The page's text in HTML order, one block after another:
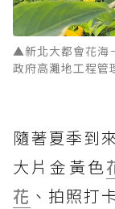
▲新北大都會花海
政府高灘地工程管
隨著夏季到
大片金黃色
花 、拍照打